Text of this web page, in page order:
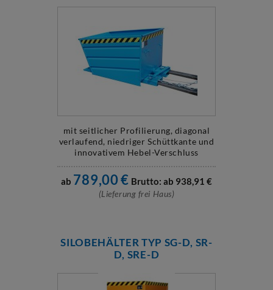
mit seitlicher Profilierung, diagonal
verlaufend, niedriger Schüttkante und
innovativem Hebel-Verschluss
ab 789,00€ Brutto: ab 938,91 €
(Lieferung frei Haus)
SILOBEHÄLTER TYP SG-D, SR-
D, SRE-D